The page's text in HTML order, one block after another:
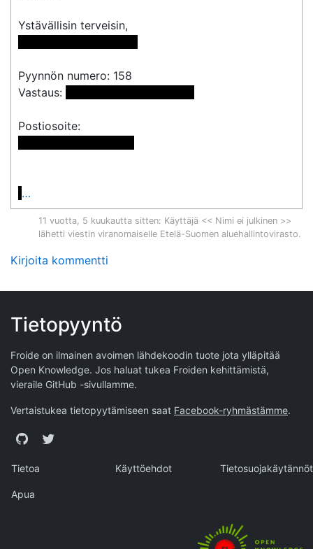
Pyynnön numero: 158
Vastaus:
…
11 vuotta, 5 kuukautta sitten: Käyttäjä << Nimi ei julkinen >>
lähetti viestin viranomaiselle Etelä-Suomen aluehallintovirasto.
Kirjoita kommentti
Tietopyyntö
Froide on ilmainen avoimen lähdekoodin tuote jota ylläpitää
Open Knowledge. Jos haluat tukea Froiden kehittämistä,
vieraile GitHub -sivullamme.
Vertaistukea tietopyytämiseen saat Facebook-ryhmästämme.
GitHubTwitter
Tietoa Käyttöehdot Tietosuojakäytännöt
Apua